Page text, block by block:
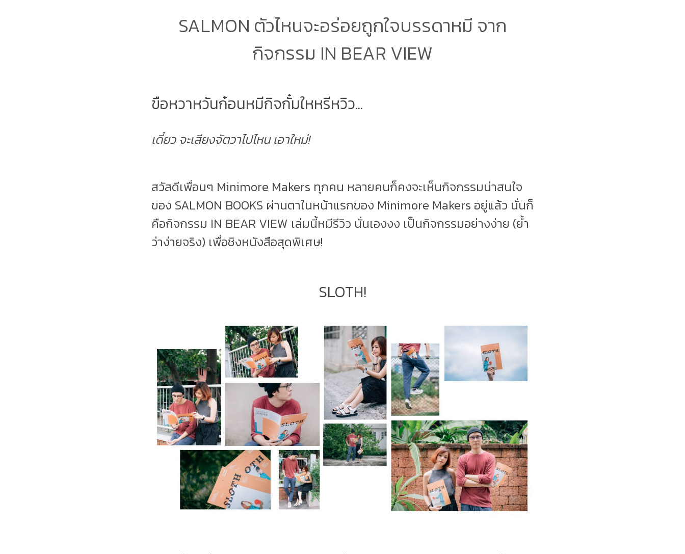
SALMON ตัวไหนจะอร่อยถูกใจบรรดาหมี จาก
กิจกรรม IN BEAR VIEW
ขือหวาหวันก๋อนหมีกิจกั๋มใหหรีหวิว...
เดี๋ยว จะเสียงจัตวาไปไหน เอาใหม่!
สวัสดีเพื่อนๆ Minimore Makers ทุกคน หลายคนก็คงจะเห็นกิจกรรมน่าสนใจ
ของ SALMON BOOKS ผ่านตาในหน้าแรกของ Minimore Makers อยู่แล้ว นั่นก็
คือกิจกรรม IN BEAR VIEW เล่มนี้หมีรีวิว นั่นเองงง เป็นกิจกรรมอย่างง่าย (ย้ำ
ว่าง่ายจริง) เพื่อชิงหนังสือสุดพิเศษ!
SLOTH!